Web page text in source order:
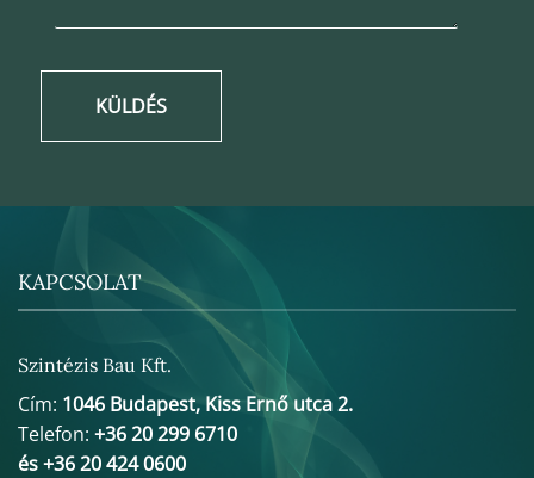
KÜLDÉS
KAPCSOLAT
Szintézis Bau Kft.
Cím: 1046 Budapest, Kiss Ernő utca 2.
Telefon: +36 20 299 6710
és +36 20 424 0600